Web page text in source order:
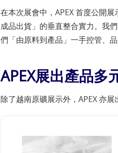
在本次展會中，APEX 首度公開
成品出貨」的垂直整合實力。我
們「由原料到產品」一手控管、
APEX展出產品多
除了越南原礦展示外，APEX 亦展